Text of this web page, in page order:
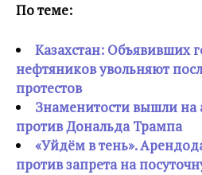
По теме:
Казахстан: Объявивших
нефтяников увольняют
протестов
Знаменитости вышли на
против Дональда Трампа
«Уйдём в тень».
против запрета на